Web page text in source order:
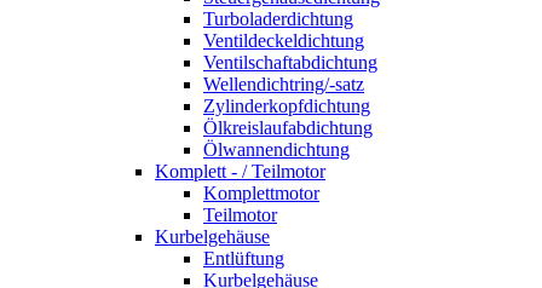
Turboladerdichtung
Ventildeckeldichtung
Ventilschaftabdichtung
Wellendichtring/-satz
Zylinderkopfdichtung
Ölkreislaufabdichtung
Ölwannendichtung
Komplett - / Teilmotor
Komplettmotor
Teilmotor
Kurbelgehäuse
Entlüftung
Kurbelgehäuse